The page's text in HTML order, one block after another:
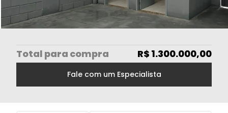
Total para compra R$ 1.300.000,00
Fale com um Especialista